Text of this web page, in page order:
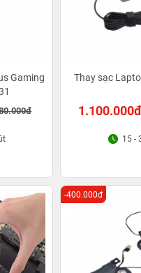
Gaming
Thay sạc
1.100.000đ
15 -
-400.000đ